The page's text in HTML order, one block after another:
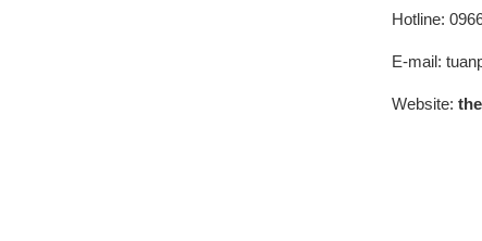
Hotline:
E-mail:
Website: